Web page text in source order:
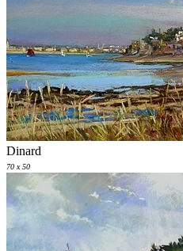
Dinard
70 x 50